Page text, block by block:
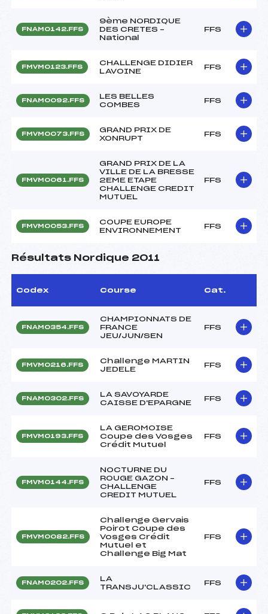
FNAM0142.FFS
9ème NORDIQUE
DES CRETES –
National
FFS
FMVM0123.FFS
CHALLENGE DIDIER
LAVOINE
FFS
FNAM0092.FFS
LES BELLES
COMBES
FFS
FMVM0073.FFS
GRAND PRIX DE
XONRUPT
FFS
FMVM0061.FFS
GRAND PRIX DE LA
VILLE DE LA BRESSE
2EME ETAPE
CHALLENGE CREDIT
MUTUEL
FFS
FMVM0053.FFS
COUPE EUROPE
ENVIRONNEMENT
FFS
Résultats Nordique 2011
Codex Course Cat.
FNAM0354.FFS
CHAMPIONNATS DE
FRANCE
JEU/JUN/SEN
FFS
FMVM0216.FFS
Challenge MARTIN
JEDELE
FFS
FNAM0302.FFS
LA SAVOYARDE
CAISSE D'EPARGNE
FFS
FMVM0193.FFS
LA GEROMOISE
Coupe des Vosges
Crédit Mutuel
FFS
FMVM0144.FFS
NOCTURNE DU
ROUGE GAZON –
CHALLENGE
CREDIT MUTUEL
FFS
FMVM0082.FFS
Challenge Gervais
Poirot Coupe des
Vosges Crédit
Mutuel et
Challenge Big Mat
FFS
FNAM0202.FFS
LA
TRANSJU'CLASSIC
FFS